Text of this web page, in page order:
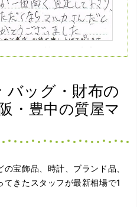
ミを見て神戸から来店。天
巡りましたがマルカさんが一
バッグ・財布の
・豊中の質屋マ
宝飾品、時計、ブランド品、
きたスタッフが最新相場で1